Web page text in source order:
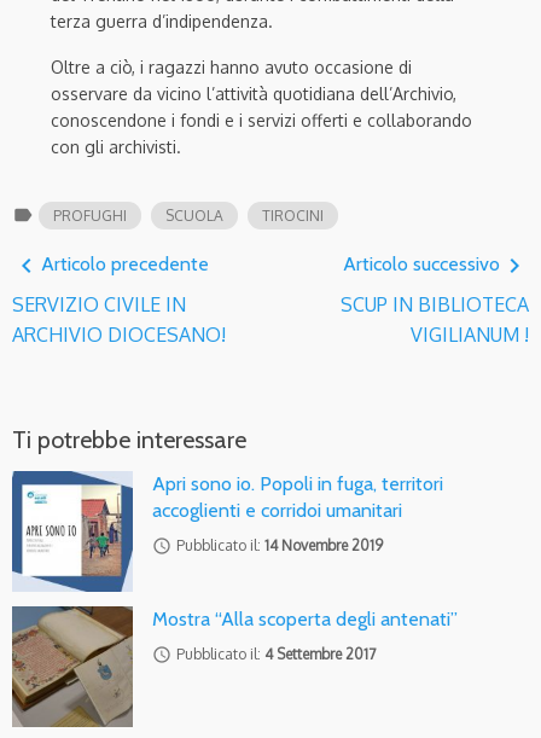
terza guerra d’indipendenza.
Oltre a ciò, i ragazzi hanno avuto occasione di
osservare da vicino l’attività quotidiana dell’Archivio,
conoscendone i fondi e i servizi offerti e collaborando
con gli archivisti.
label PROFUGHI SCUOLA TIROCINI
navigate_before Articolo precedente
SERVIZIO CIVILE IN
ARCHIVIO DIOCESANO!
Articolo successivo navigate_next
SCUP IN BIBLIOTECA
VIGILIANUM !
Ti potrebbe interessare
Apri sono io. Popoli in fuga, territori
accoglienti e corridoi umanitari
access_time Pubblicato il: 14 Novembre 2019
Mostra “Alla scoperta degli antenati”
access_time Pubblicato il: 4 Settembre 2017